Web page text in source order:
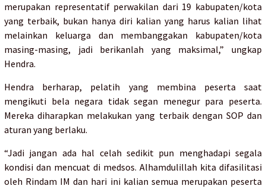
merupakan representatif perwakilan dari 19 kabupaten/kota
yang terbaik, bukan hanya diri kalian yang harus kalian lihat
melainkan keluarga dan membanggakan kabupaten/kota
masing-masing, jadi berikanlah yang maksimal,” ungkap
Hendra.
Hendra berharap, pelatih yang membina peserta saat
mengikuti bela negara tidak segan menegur para peserta.
Mereka diharapkan melakukan yang terbaik dengan SOP dan
aturan yang berlaku.
“Jadi jangan ada hal celah sedikit pun menghadapi segala
kondisi dan mencuat di medsos. Alhamdulillah kita difasilitasi
oleh Rindam IM dan hari ini kalian semua merupakan peserta